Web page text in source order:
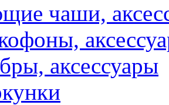
чаши,
аксессуары